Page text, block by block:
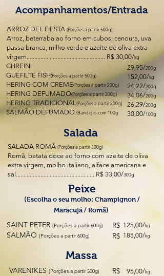
Acompanhamentos/Entrada
ARROZ DEL FIESTA (Porções a partir 500g)
Arroz, beterraba ao forno em cubos, cenoura, uva
passa branca, milho verde e azeite de oliva extra
virgem................................................... R$ 30,00/kg
CHREIN
GUEFILTE FISH(Porções a partir 500g)
HERING COM CREME(Porções a partir 200g)
HERING DEFUMADO(Porções a partir 200g)
HERING TRADICIONAL(Porções a partir 200g)
SALMÃO DEFUMADO (Bandejas com 100g
29,95/200g
152,00/kg
24,22/200g
34,06/200g
26,29/200g
30,00/100g
Salada
SALADA ROMÃ (Porções a partir 300g)
Romã, batata doce ao forno com azeite de oliva
extra virgem, molho italiano, alface americana e
sal................................................... R$ 33,00/300g
Peixe
(Escolha o seu molho: Champignon /
Maracujá / Romã)
SAINT PETER (Porções a partir 600g)
SALMÃO (Porções a partir 600g)
R$
R$
125,00/kg
185,00/kg
Massa
VARENIKES (Porções a partir 500g) R$ 95,00/kg